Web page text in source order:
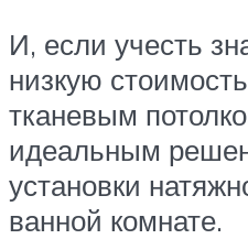
И, если учесть
низкую
тканевым
идеальным
установки
ванной комнате.